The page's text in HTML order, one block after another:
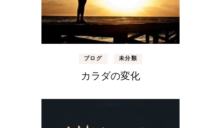
ブログ 未分類
カラダの変化